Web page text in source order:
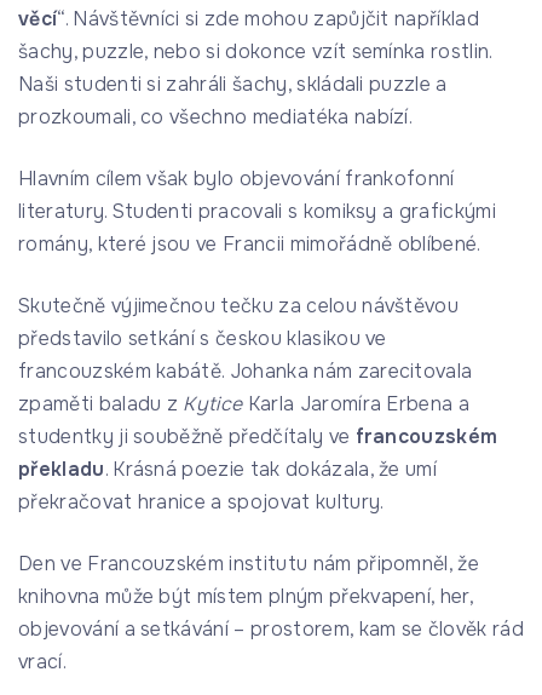
věcí“. Návštěvníci si zde mohou zapůjčit například
šachy, puzzle, nebo si dokonce vzít semínka rostlin.
Naši studenti si zahráli šachy, skládali puzzle a
prozkoumali, co všechno mediatéka nabízí.
Hlavním cílem však bylo objevování frankofonní
literatury. Studenti pracovali s komiksy a grafickými
romány, které jsou ve Francii mimořádně oblíbené.
Skutečně výjimečnou tečku za celou návštěvou
představilo setkání s českou klasikou ve
francouzském kabátě. Johanka nám zarecitovala
zpaměti baladu z KyticeKarla Jaromíra Erbena a
studentky ji souběžně předčítaly ve francouzském
překladu. Krásná poezie tak dokázala, že umí
překračovat hranice a spojovat kultury.
Den ve Francouzském institutu nám připomněl, že
knihovna může být místem plným překvapení, her,
objevování a setkávání – prostorem, kam se člověk rád
vrací.